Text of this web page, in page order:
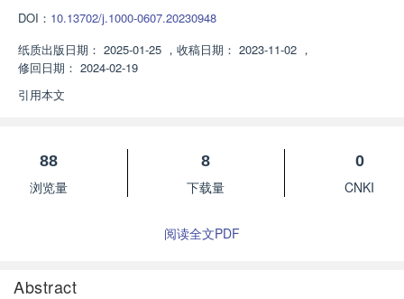
DOI： 10.13702/j.1000-0607.20230948
纸质出版日期： 2025-01-25 ， 收稿日期： 2023-11-02 ，
修回日期： 2024-02-19
引用本文
88
浏览量
8
下载量
0
CNKI
阅读全文PDF
Abstract